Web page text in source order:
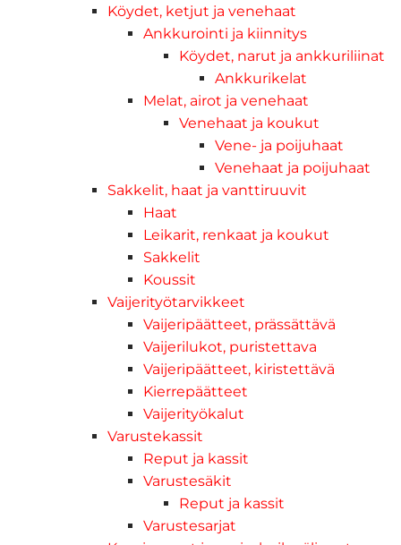
Köydet, ketjut ja venehaat
Ankkurointi ja kiinnitys
Köydet, narut ja ankkuriliinat
Ankkurikelat
Melat, airot ja venehaat
Venehaat ja koukut
Vene- ja poijuhaat
Venehaat ja poijuhaat
Sakkelit, haat ja vanttiruuvit
Haat
Leikarit, renkaat ja koukut
Sakkelit
Koussit
Vaijerityötarvikkeet
Vaijeripäätteet, prässättävä
Vaijerilukot, puristettava
Vaijeripäätteet, kiristettävä
Kierrepäätteet
Vaijerityökalut
Varustekassit
Reput ja kassit
Varustesäkit
Reput ja kassit
Varustesarjat